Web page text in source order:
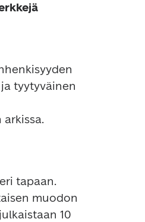
tyytyväinen
tapaan.
muodon
10